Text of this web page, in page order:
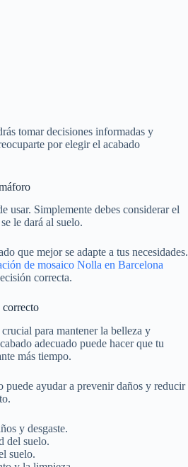
tomar decisiones informadas y
por elegir el acabado
usar. Simplemente debes considerar el
le dará al suelo.
que mejor se adapte a tus necesidades.
de mosaico Nolla en Barcelona
correcta.
correcto
para mantener la belleza y
adecuado puede hacer que tu
más tiempo.
puede ayudar a prevenir daños y reducir
y desgaste.
del suelo.
suelo.